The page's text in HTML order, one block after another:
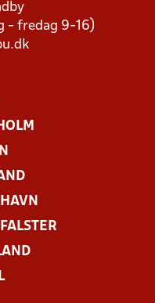
- fredag 9-16)